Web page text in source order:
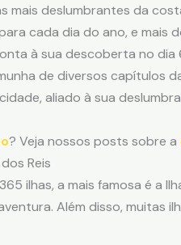
mais deslumbrantes da
cada dia do ano, e mais
à sua descoberta no
de diversos capítulos
aliado à sua
? Veja nossos posts sobre a
Reis
ilhas, a mais famosa é a
Além disso, muitas